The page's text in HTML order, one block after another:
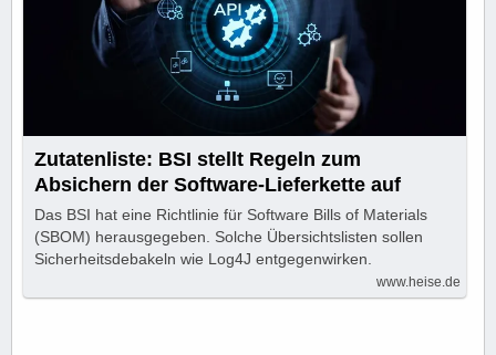
Zutatenliste: BSI stellt Regeln zum
Absichern der Software-Lieferkette auf
Das BSI hat eine Richtlinie für Software Bills of Materials
(SBOM) herausgegeben. Solche Übersichtslisten sollen
Sicherheitsdebakeln wie Log4J entgegenwirken.
www.heise.de